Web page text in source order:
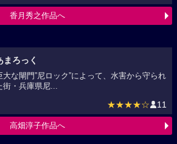
香月秀之作品へ
まろっく
大な閘門”尼ロック”によって、水害から守られ
街・兵庫県尼...
★★★★☆ 11
高畑淳子作品へ